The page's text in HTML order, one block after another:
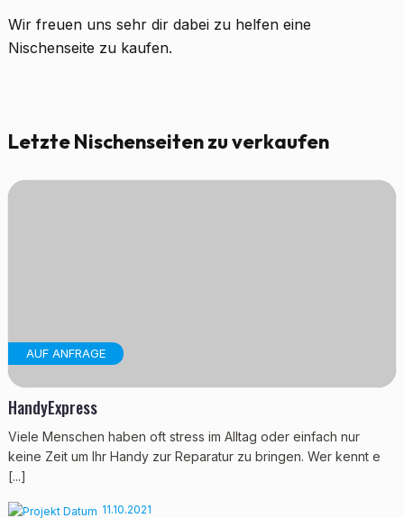
Wir freuen uns sehr dir dabei zu helfen eine
Nischenseite zu kaufen.
Letzte Nischenseiten zu verkaufen
AUF ANFRAGE
HandyExpress
Viele Menschen haben oft stress im Alltag oder einfach nur
keine Zeit um Ihr Handy zur Reparatur zu bringen. Wer kennt e
[...]
11.10.2021